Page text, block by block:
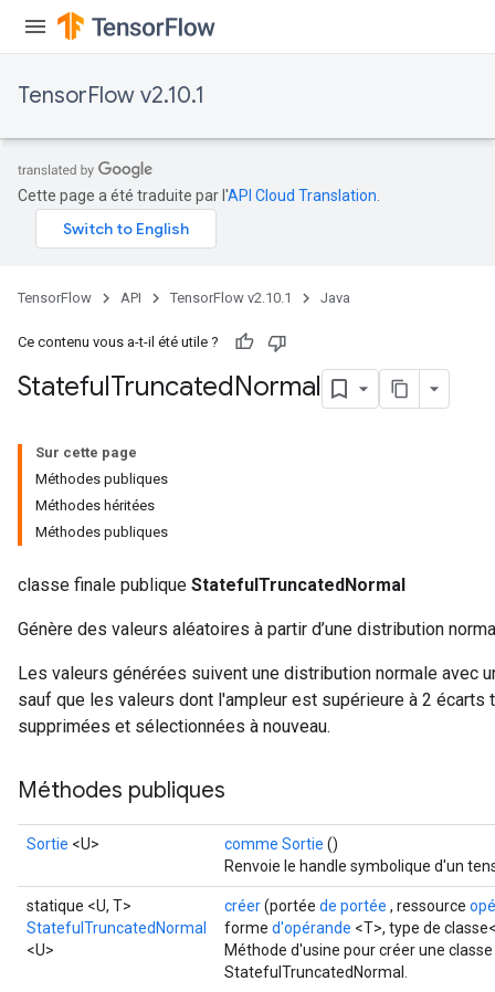
TensorFlow v2.10.1
Cette page a été traduite par l'API Cloud Translation
TensorFlow API TensorFlow v2.10.1 Java
Ce contenu vous a-t-il été utile ?
StatefulTruncatedNormal
Sur cette page
Méthodes publiques
Méthodes héritées
Méthodes publiques
classe finale publique StatefulTruncatedNormal
Génère des valeurs aléatoires à partir d’une distribution
Les valeurs générées suivent une distribution normale avec
sauf que les valeurs dont l'ampleur est supérieure à 2 écarts
supprimées et sélectionnées à nouveau.
Méthodes publiques
Sortie <U> comme Sortie ()
Renvoie le handle symbolique d'un
statique <U, T>
StatefulTruncatedNormal
<U>
créer(portée de portée , ressource
forme d'opérande <T>, type de
Méthode d'usine pour créer une
StatefulTruncatedNormal.